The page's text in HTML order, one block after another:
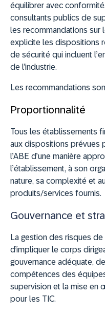
équilibrer avec
consultants publics de
les recommandations sur
explicite les dispositions
de sécurité qui incluent
de l’industrie.
Les recommandations
Proportionnalité
Tous les établissements
aux dispositions prévues
l’ABE d’une manière
l’établissement, à son
nature, sa complexité et
produits/services fournis.
Gouvernance et
La gestion des risques
d’impliquer le corps
gouvernance adéquate,
compétences des
supervision et la mise en
pour les TIC.